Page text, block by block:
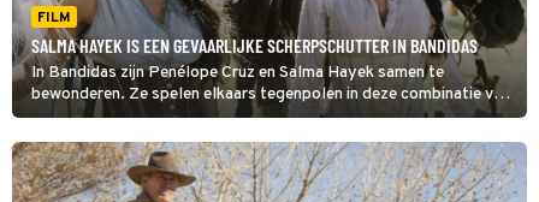
FILM
SALMA HAYEK IS EEN GEVAARLIJKE SCHERPSCHUTTER IN BANDIDAS
In Bandidas zijn Penélope Cruz en Salma Hayek samen te
bewonderen. Ze spelen elkaars tegenpolen in deze combinatie van
actiekomedie en western.